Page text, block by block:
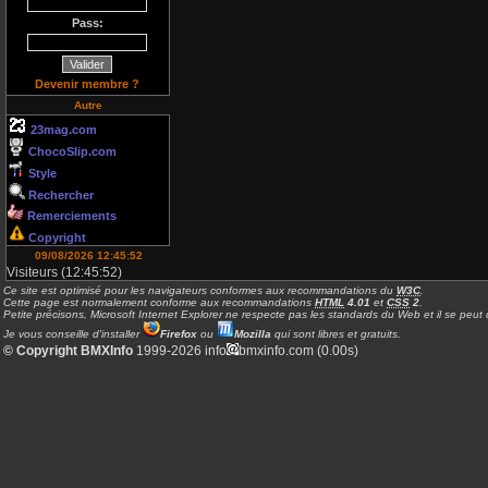
Pass:
Devenir membre ?
Autre
23mag.com
ChocoSlip.com
Style
Rechercher
Remerciements
Copyright
09/08/2026 12:45:52
Visiteurs (12:45:52)
Ce site est optimisé pour les navigateurs conformes aux recommandations du W3C.
Cette page est normalement conforme aux recommandations HTML 4.01 et CSS 2
Petite précisons, Microsoft Internet Explorer ne respecte pas les standards du Web et il se peut
Je vous conseille d'installer
Firefox ou Mozilla qui sont libres et gratuits.
© Copyright BMXInfo 1999-2026 info bmxinfo.com (0.00s)